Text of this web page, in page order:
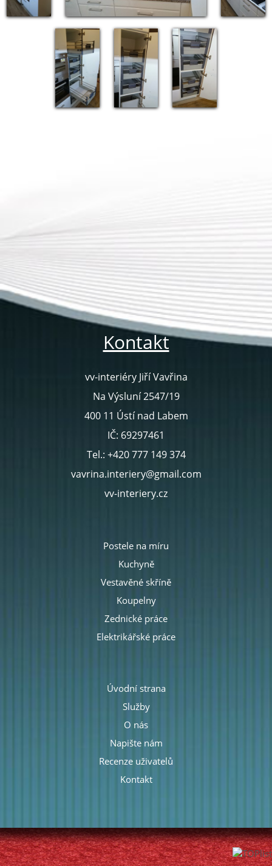
Kontakt
vv-interiéry Jiří Vavřina
Na Výsluní 2547/19
400 11 Ústí nad Labem
IČ: 69297461
Tel.: +420 777 149 374
vavrina.interiery@gmail.com
vv-interiery.cz
Postele na míru
Kuchyně
Vestavěné skříně
Koupelny
Zednické práce
Elektrikářské práce
Úvodní strana
Služby
O nás
Napište nám
Recenze uživatelů
Kontakt